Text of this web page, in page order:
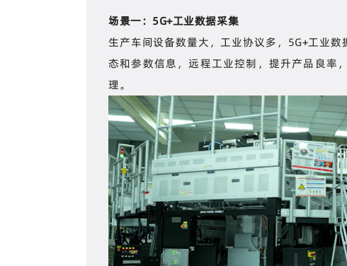
场景一：5G+工业数据采集
生产车间设备数量大，工业协议多，5G+工业
态和参数信息，远程工业控制，提升产品良率
理。